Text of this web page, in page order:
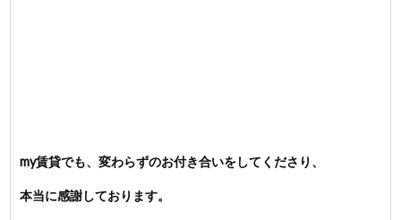
my賃貸でも、変わらずのお付き合いをしてくださり、
本当に感謝しております。